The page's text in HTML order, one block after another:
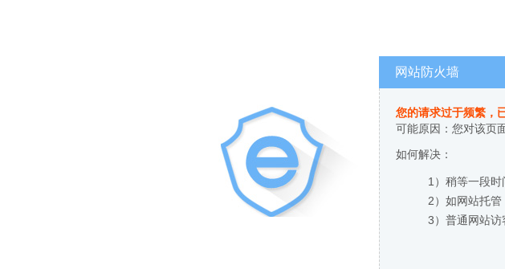
网站防火墙
您的请求过于频繁，
可能原因：您对该页
如何解决：
1）稍等一段时
2）如网站托管
3）普通网站访